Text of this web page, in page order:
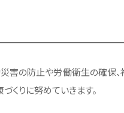
災害の防止や労働衛生の確保
くりに努めていきます。